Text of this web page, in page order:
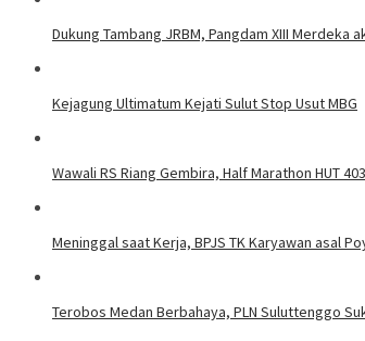
Dukung Tambang JRBM, Pangdam XIII Merdeka
Kejagung Ultimatum Kejati Sulut Stop Usut MBG
Wawali RS Riang Gembira, Half Marathon HUT
Meninggal saat Kerja, BPJS TK Karyawan asal
Terobos Medan Berbahaya, PLN Suluttenggo